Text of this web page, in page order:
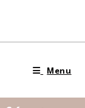
Menu